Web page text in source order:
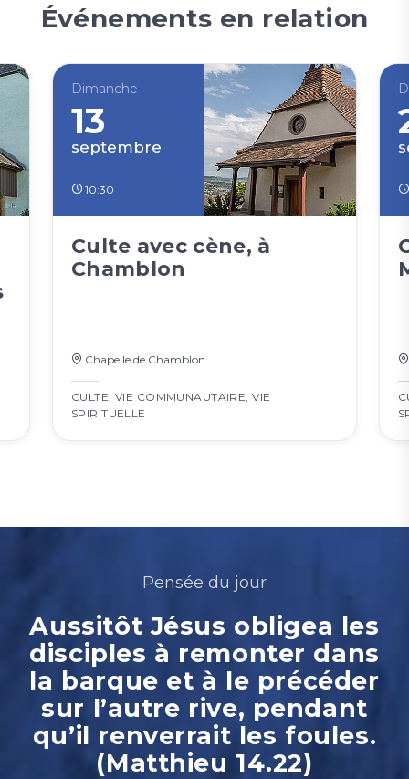
Événements en relation
Dimanche
13
septembre
10:30
Culte avec cène, à
Chamblon
Chapelle de Chamblon
CULTE,VIE COMMUNAUTAIRE,VIE
SPIRITUELLE
Pensée du jour
Aussitôt Jésus obligea les
disciples à remonter dans
la barque et à le précéder
sur l’autre rive, pendant
qu’il renverrait les foules.
(Matthieu 14.22)